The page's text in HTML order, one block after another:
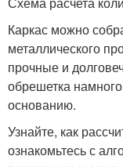
Каркас можно
металлического
прочные и
обрешетка
основанию.
Узнайте, как
ознакомьтесь с